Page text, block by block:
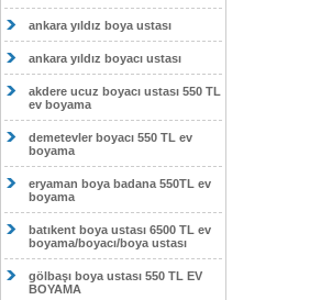
ankara yıldız boya ustası
ankara yıldız boyacı ustası
akdere ucuz boyacı ustası 550 TL
ev boyama
demetevler boyacı 550 TL ev
boyama
eryaman boya badana 550TL ev
boyama
batıkent boya ustası 6500 TL ev
boyama/boyacı/boya ustası
gölbaşı boya ustası 550 TL EV
BOYAMA